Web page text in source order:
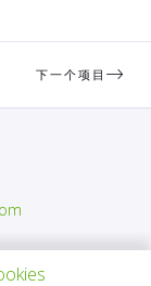
下一个项目